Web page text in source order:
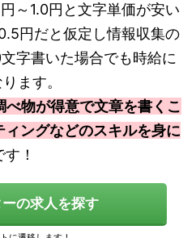
～1.0円と文字単価が安い
円だと仮定し情報収集の
字書いた場合でも時給に
ます。
べ物が得意で文章を書くこ
ングなどのスキルを身に
す！
の求人を探す